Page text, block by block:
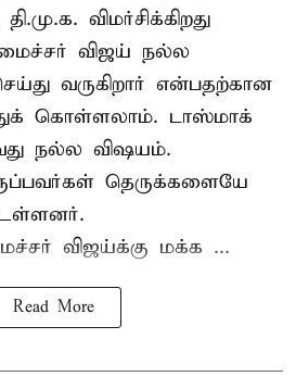
விமர்சிக்கிறது
விஜய் நல்ல
வருகிறார் என்பதற்கான
கொள்ளலாம். டாஸ்மாக்
நல்ல விஷயம்.
தெருக்களையே
உள்ளனர்.
விஜய்க்கு மக்க ...
Read More